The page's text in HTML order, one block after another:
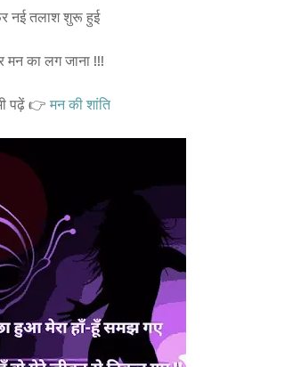
नई तलाश शुरू हुई
मन का लग जाना !!!
पढ़ें 👉 मन की शांति